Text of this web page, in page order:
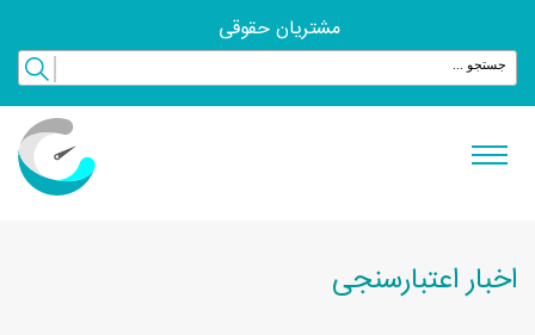
مشتریان حقوقی
اخبار اعتبارسنجی